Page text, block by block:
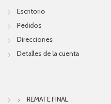
Escritorio
Pedidos
Direcciones
Detalles de la cuenta
REMATE FINAL